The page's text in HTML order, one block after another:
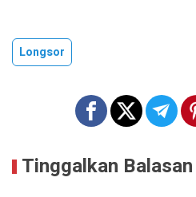
Longsor
Tinggalkan Balasan